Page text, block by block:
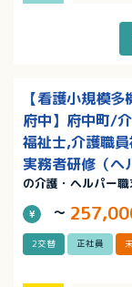
【看護小規模
府中】府中町/
福祉士,介護職
実務者研修（ヘ
の介護・ヘルパー
～
2交替 正社員